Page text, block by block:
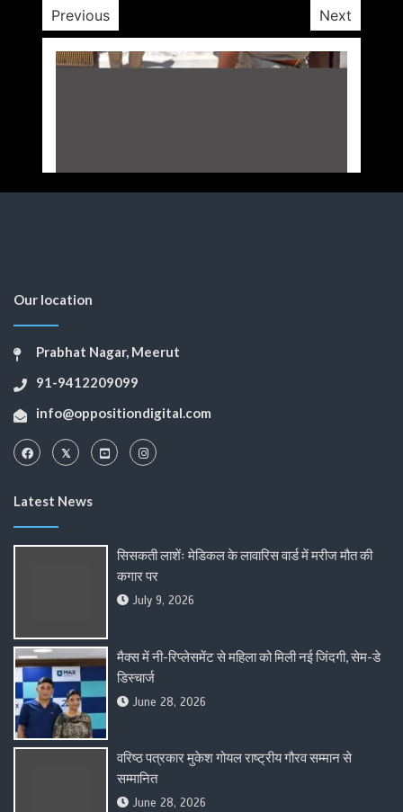
Previous Next
Our location
Prabhat Nagar, Meerut
91-9412209099
info@oppositiondigital.com
Latest News
सिसकती लाशेंः मेडिकल के लावारिस वार्ड में मरीज मौत की
कगार पर
July 9, 2026
मैक्स में नी-रिप्लेसमेंट से महिला को मिली नई जिंदगी, सेम-डे
डिस्चार्ज
June 28, 2026
वरिष्ठ पत्रकार मुकेश गोयल राष्ट्रीय गौरव सम्मान से
सम्मानित
June 28, 2026